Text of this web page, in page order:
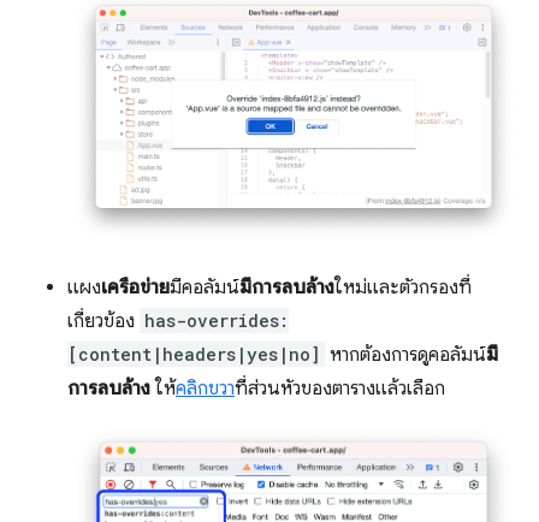
แผงเครือข่ายมีคอลัมน์มีการลบล้างใหม่และตัวกรองที่
เกี่ยวข้อง has-overrides:
[content|headers|yes|no] หากต้องการดูคอลัมน์มี
การลบล้าง ให้คลิกขวาที่ส่วนหัวของตารางแล้วเลือก